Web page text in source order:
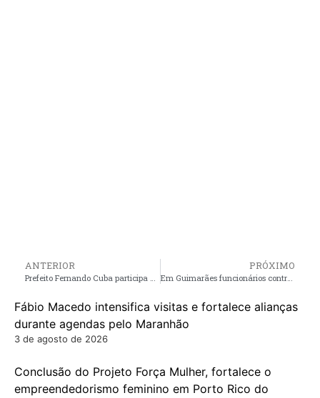
ANTERIOR
Prefeito Fernando Cuba participa de reunião com Ministro do Esporte André Fufuca, em São Luís
PRÓXIMO
Em Guimarães funcionários contratados da Prefeitura vão completar dois meses sem receber salários; também por atraso proprietários de veículos alugados ameaçam parar
Fábio Macedo intensifica visitas e fortalece alianças
durante agendas pelo Maranhão
3 de agosto de 2026
Conclusão do Projeto Força Mulher, fortalece o
empreendedorismo feminino em Porto Rico do